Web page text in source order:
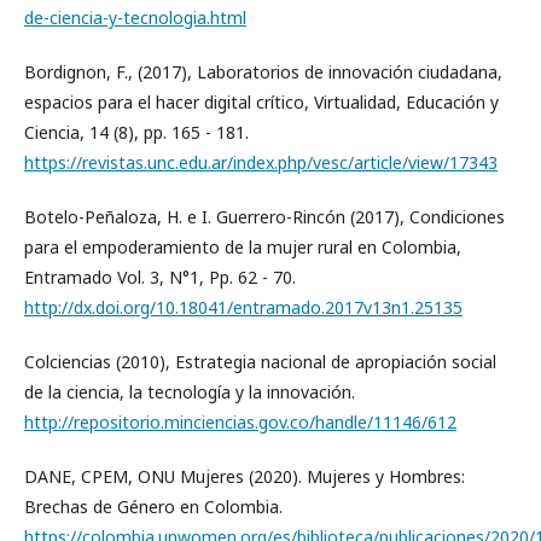
de-ciencia-y-tecnologia.html
Bordignon, F., (2017), Laboratorios de innovación ciudadana,
espacios para el hacer digital crítico, Virtualidad, Educación y
Ciencia, 14 (8), pp. 165 - 181.
https://revistas.unc.edu.ar/index.php/vesc/article/view/17343
Botelo-Peñaloza, H. e I. Guerrero-Rincón (2017), Condiciones
para el empoderamiento de la mujer rural en Colombia,
Entramado Vol. 3, N°1, Pp. 62 - 70.
http://dx.doi.org/10.18041/entramado.2017v13n1.25135
Colciencias (2010), Estrategia nacional de apropiación social
de la ciencia, la tecnología y la innovación.
http://repositorio.minciencias.gov.co/handle/11146/612
DANE, CPEM, ONU Mujeres (2020). Mujeres y Hombres:
Brechas de Género en Colombia.